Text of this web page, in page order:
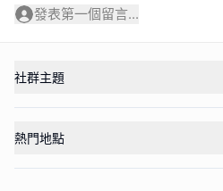
發表第一個留言...
社群主題
熱門地點